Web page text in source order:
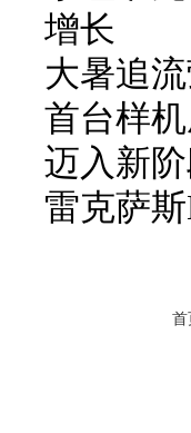
增长
大暑追
首台样
迈入新
雷克萨
首